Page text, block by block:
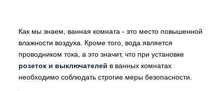
Как мы знаем, ванная комната - это место повышенной
влажности воздуха. Кроме того, вода является
проводником тока, а это значит, что при установке
розеток и выключателей в ванных комнатах
необходимо соблюдать строгие меры безопасности.